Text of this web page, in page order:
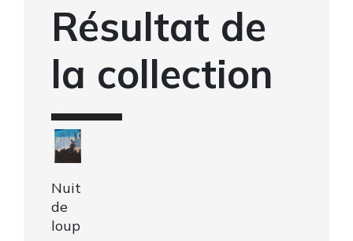
Résultat de
la collection
Nuit
de
loup